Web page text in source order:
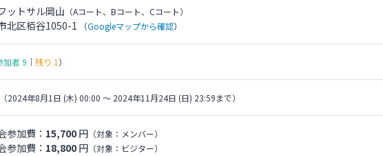
ットサル岡山 （Aコート、Bコート、Cコート）
北区栢谷1050-1 （Googleマップから確認）
加者9 ｜ 残り 1 ）
（2024年8月1日 (木) 00:00 〜 2024年11月24日 (日) 23:59まで）
参加費： 15,700 円 （対象：メンバー）
参加費： 18,800 円 （対象：ビジター）